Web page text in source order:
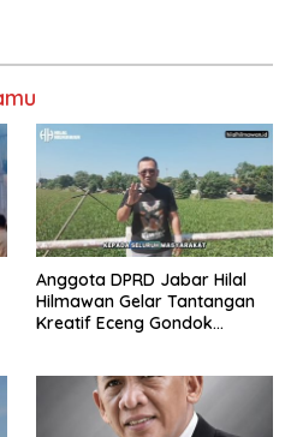
Anggota DPRD Jabar Hilal
Hilmawan Gelar Tantangan
Kreatif Eceng Gondok